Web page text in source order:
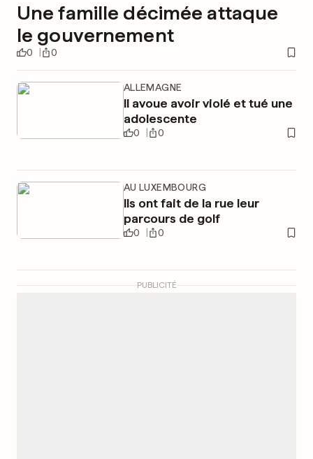
Une famille décimée attaque
le gouvernement
0 0
ALLEMAGNE
Il avoue avoir violé et tué une
adolescente
0 0
AU LUXEMBOURG
Ils ont fait de la rue leur
parcours de golf
0 0
PUBLICITÉ